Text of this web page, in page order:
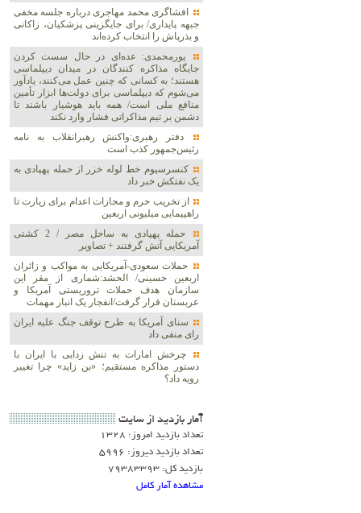
افشاگری محمد مهاجری درباره جلسه مخفی
جبهه پایداری/ برای جایگزینی پزشکیان، زاکانی
و بذرپاش را انتخاب کرده‌اند
پورمحمدی: عده‌ای در حال سست کردن
جایگاه مذاکره کنندگان در میدان دیپلماسی
هستند؛ به کسانی که چنین عمل می‌کنند، یادآور
می‌شوم که دیپلماسی برای دولت‌ها ابزار تأمین
منافع ملی است/ همه باید هوشیار باشند تا
دشمن بر تیم مذاکراتی فشار وارد نکند
دفتر رهبری:واکنش رهبرانقلاب به نامه
رئیس‌جمهور کذب است
کنسرسیوم خط لوله خزر از حمله پهپادی به
یک نفتکش خبر داد
از تخریب حرم و مجازات اعدام برای زیارت تا
راهپیمایی میلیونی اربعین
حمله پهپادی به ساحل مصر / 2 کشتی
آمریکایی آتش گرفتند + تصاویر
حملات سعودی-آمریکایی به مواکب و زائران
اربعین حسینی/ الحشد:شماری از مقر این
سازمان هدف حملات تروریستی آمریکا و
عربستان قرار گرفت/انفجار یک انبار مهمات
سنای آمریکا به طرح توقف جنگ علیه ایران
رای منفی داد
چرخش امارات به تنش زدایی با ایران با
دستور مذاکره مستقیم؛ «بن زاید» چرا تغییر
رویه داد؟
آمار بازديد از سايت
تعداد بازدید امروز: 1328
تعداد بازدید دیروز: 5996
بازدید کل: 79383393
مشاهده آمار کامل